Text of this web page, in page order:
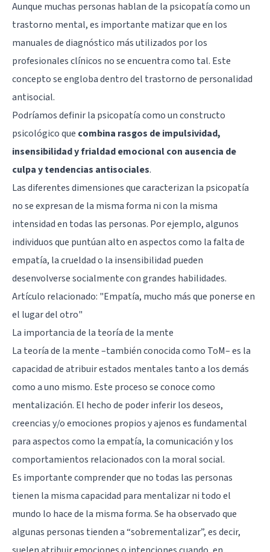
Aunque muchas personas hablan de la psicopatía como un
trastorno mental, es importante matizar que en los
manuales de diagnóstico más utilizados por los
profesionales clínicos no se encuentra como tal. Este
concepto se engloba dentro del trastorno de personalidad
antisocial.
Podríamos definir la psicopatía como un constructo
psicológico que combina rasgos de impulsividad,
insensibilidad y frialdad emocional con ausencia de
culpa y tendencias antisociales.
Las diferentes dimensiones que caracterizan la psicopatía
no se expresan de la misma forma ni con la misma
intensidad en todas las personas. Por ejemplo, algunos
individuos que puntúan alto en aspectos como la falta de
empatía, la crueldad o la insensibilidad pueden
desenvolverse socialmente con grandes habilidades.
Artículo relacionado: "Empatía, mucho más que ponerse en
el lugar del otro"
La importancia de la teoría de la mente
La teoría de la mente –también conocida como ToM– es la
capacidad de atribuir estados mentales tanto a los demás
como a uno mismo. Este proceso se conoce como
mentalización. El hecho de poder inferir los deseos,
creencias y/o emociones propios y ajenos es fundamental
para aspectos como la empatía, la comunicación y los
comportamientos relacionados con la moral social.
Es importante comprender que no todas las personas
tienen la misma capacidad para mentalizar ni todo el
mundo lo hace de la misma forma. Se ha observado que
algunas personas tienden a “sobrementalizar”, es decir,